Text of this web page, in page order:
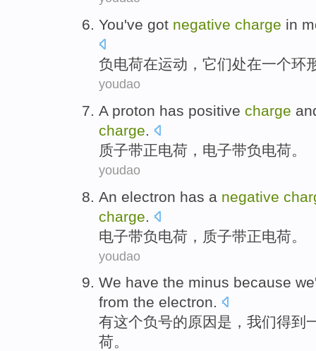
You've got negative charge in
负电荷在运动 ， 它们处在一个环
youdao
A proton has positive charge
charge.
质子带正电荷， 电子带负电荷。
youdao
An electron has a negative
charge
电子带负电荷， 质子带正电荷。
youdao
We have the minus because we
from the electron.
有这个负号的原因是 ， 我们得到
荷。